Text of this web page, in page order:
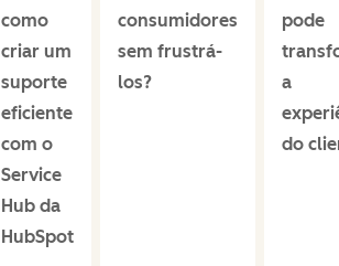
como
criar um
suporte
eficiente
com o
Service
Hub da
HubSpot
consumidores
sem frustrá-
los?
pode
a
do